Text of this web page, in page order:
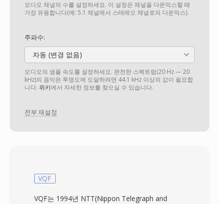
오디오 채널의 수를 설정하세요. 이 설정은 채널을 다운믹스할 때
가장 유용합니다(예: 5.1 채널에서 스테레오 채널로의 다운믹스).
주파수:
자동 (변경 없음)
오디오의 샘플 속도를 설정하세요. 완전한 스펙트럼(20 Hz — 20
kHz)의 음악은 투명도에 도달하려면 44.1 kHz 이상의 값이 필요합
니다. 위키에서 자세한 정보를 찾으실 수 있습니다.
전부 재설정
VQF
VQF는 1994년 NTT(Nippon Telegraph and